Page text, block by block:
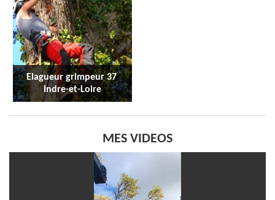
Elagueur grimpeur 37
Indre-et-Loire
MES VIDEOS